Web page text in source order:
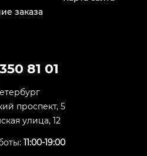
заказа
81 01
проспект, 5
улица, 12
11:00-19:00